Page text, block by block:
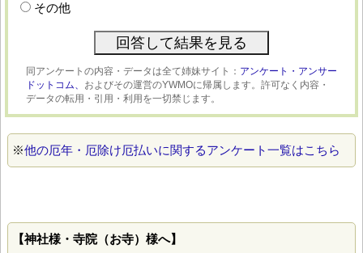
その他
同アンケートの内容・データは全て姉妹サイト： アンケート・アンサー
ドットコム、 およびその運営のYWMOに帰属します。許可なく内容・
データの転用・引用・利用を一切禁じます。
※他の厄年・厄除け厄払いに関するアンケート一覧はこちら
【神社様・寺院（お寺）様へ】